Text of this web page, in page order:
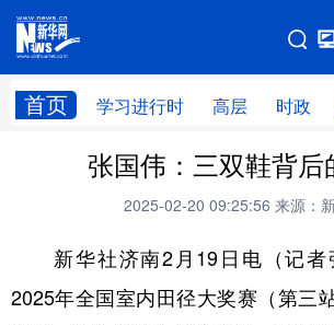
首页 学习进行时 高层 时政
网站地图
学习进行时 高层 时政
财经 网评
台湾 思客智库 全球连线
科技 科创 量子
张国伟：三双鞋背后
2025-02-20 09:25:56 来源：
新华社济南2月19日电（记者
2025年全国室内田径大奖赛（第三